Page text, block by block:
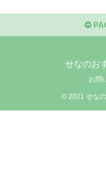
せなのお
お問
© 2021 せな